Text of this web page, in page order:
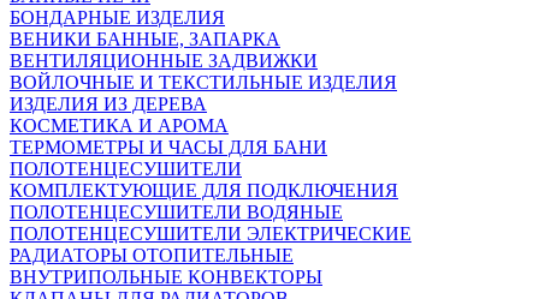
БОНДАРНЫЕ ИЗДЕЛИЯ
ВЕНИКИ БАННЫЕ, ЗАПАРКА
ВЕНТИЛЯЦИОННЫЕ ЗАДВИЖКИ
ВОЙЛОЧНЫЕ И ТЕКСТИЛЬНЫЕ ИЗДЕЛИЯ
ИЗДЕЛИЯ ИЗ ДЕРЕВА
КОСМЕТИКА И АРОМА
ТЕРМОМЕТРЫ И ЧАСЫ ДЛЯ БАНИ
ПОЛОТЕНЦЕСУШИТЕЛИ
КОМПЛЕКТУЮЩИЕ ДЛЯ ПОДКЛЮЧЕНИЯ
ПОЛОТЕНЦЕСУШИТЕЛИ ВОДЯНЫЕ
ПОЛОТЕНЦЕСУШИТЕЛИ ЭЛЕКТРИЧЕСКИЕ
РАДИАТОРЫ ОТОПИТЕЛЬНЫЕ
ВНУТРИПОЛЬНЫЕ КОНВЕКТОРЫ